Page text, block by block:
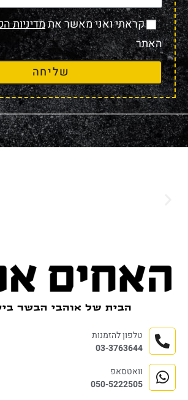
קראתי ואני מאשר אתמדיניות
האתר
שליחה
טלפון להזמנות
03-3763644
וואטסאפ
050-5222505